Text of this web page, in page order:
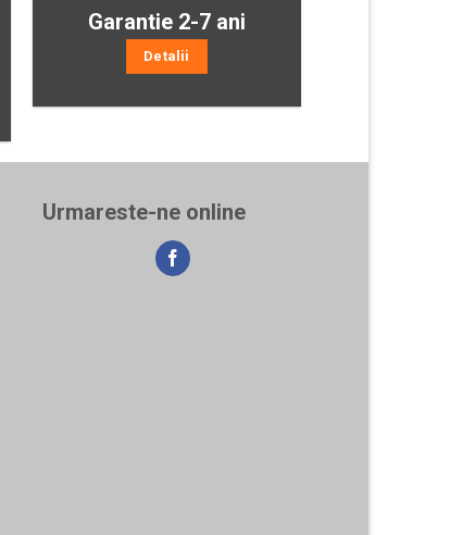
Garantie 2-7 ani
Detalii
Urmareste-ne online